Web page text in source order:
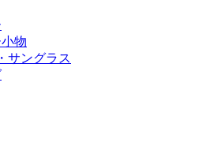
物
サングラス